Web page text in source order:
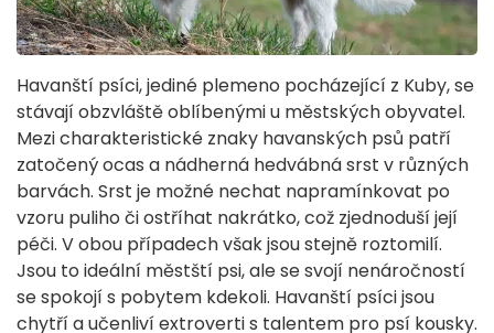
Havanští psíci, jediné plemeno pocházející z Kuby, se
stávají obzvláště oblíbenými u městských obyvatel.
Mezi charakteristické znaky havanských psů patří
zatočený ocas a nádherná hedvábná srst v různých
barvách. Srst je možné nechat napramínkovat po
vzoru puliho či ostříhat nakrátko, což zjednoduší její
péči. V obou případech však jsou stejně roztomilí.
Jsou to ideální městští psi, ale se svojí nenáročností
se spokojí s pobytem kdekoli. Havanští psíci jsou
chytří a učenliví extroverti s talentem pro psí kousky.